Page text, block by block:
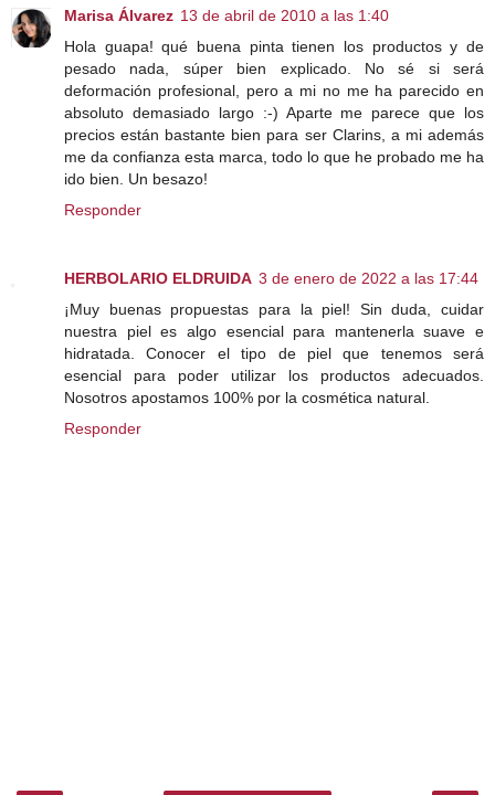
Marisa Álvarez 13 de abril de 2010 a las 1:40
Hola guapa! qué buena pinta tienen los productos y de
pesado nada, súper bien explicado. No sé si será
deformación profesional, pero a mi no me ha parecido en
absoluto demasiado largo :-) Aparte me parece que los
precios están bastante bien para ser Clarins, a mi además
me da confianza esta marca, todo lo que he probado me ha
ido bien. Un besazo!
Responder
HERBOLARIO ELDRUIDA 3 de enero de 2022 a las 17:44
¡Muy buenas propuestas para la piel! Sin duda, cuidar
nuestra piel es algo esencial para mantenerla suave e
hidratada. Conocer el tipo de piel que tenemos será
esencial para poder utilizar los productos adecuados.
Nosotros apostamos 100% por la cosmética natural.
Responder